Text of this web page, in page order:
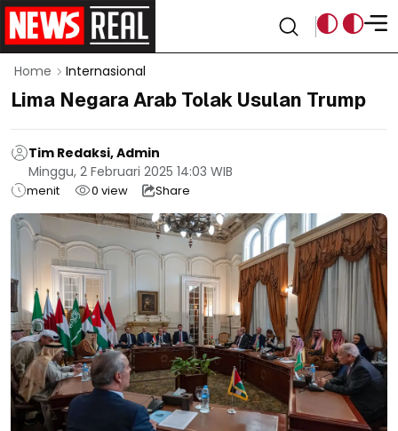
Home Internasional
Lima Negara Arab Tolak Usulan Trump
Tim Redaksi, Admin
Minggu, 2 Februari 2025 14:03 WIB
menit 0 view Share